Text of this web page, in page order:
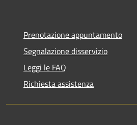
Prenotazione appuntamento
Segnalazione disservizio
Leggi le FAQ
Richiesta assistenza